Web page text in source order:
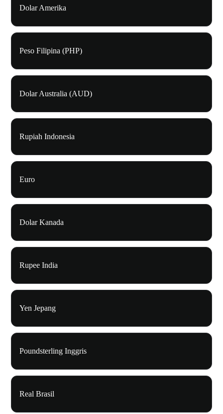
Dolar Amerika
Peso Filipina (PHP)
Dolar Australia (AUD)
Rupiah Indonesia
Euro
Dolar Kanada
Rupee India
Yen Jepang
Poundsterling Inggris
Real Brasil